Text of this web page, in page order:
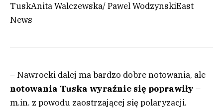
TuskAnita Walczewska/ Pawel WodzynskiEast
News
– Nawrocki dalej ma bardzo dobre notowania, ale
notowania Tuska wyraźnie się poprawiły –
m.in. z powodu zaostrzającej się polaryzacji.